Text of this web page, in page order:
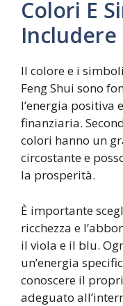
Colori E
Includere
Il colore e i
Feng Shui sono
l’energia positiva
finanziaria.
colori hanno un
circostante e
la prosperità.
È importante
ricchezza e
il viola e il blu.
un’energia
conoscere il
adeguato